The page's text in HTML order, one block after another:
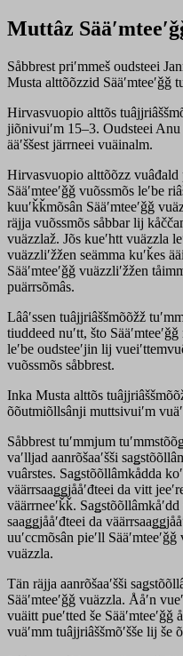
Muttâz
Såbbrest priʹmmeš oudsteei
Musta alttõõzzid Sääʹmteeʹǧǧ
Hirvasvuopio alttõs
jiõnivuiʹm 15–3. Oudsteei
ääʹššest järrneei vuäinalm.
Hirvasvuopio alttõõzz vuâđald
Sääʹmteeʹǧǧ vuõssmõs leʹbe
kuuʹǩǩmõsân Sääʹmteeʹǧǧ
räjja vuõssmõs såbbar lij
vuäzzlaž. Jõs kueʹhtt vuäzzla
vuäzzliʹžžen seämma kuʹǩes
Sääʹmteeʹǧǧ vuäzzliʹžžen
puärrsõmâs.
Lââʹssen tuâjjriâššmõõžž
tiuddeed nuʹtt, što
leʹbe oudsteeʹjin lij
vuõssmõs såbbrest.
Inka Musta alttõs
õõutmiõllsânji muttsivuiʹm
Såbbrest tuʹmmjum
vaʹlljad aanrõšaaʹšši
vuârstes. Saǥstõõllâmkådda
väärrsaaǥǥjååʹđteei da vitt
väärrneeʹǩǩ.
saaǥǥjååʹđteei da
uuʹccmõsân pieʹll
vuäzzla.
Tän räjja aanrõšaaʹšši
Sääʹmteeʹǧǧ vuäzzla. Ååʹn
vuäitt pueʹtted še Sääʹmteeʹǧǧ
vuäʹmm tuâjjriâššmõʹšše lij še